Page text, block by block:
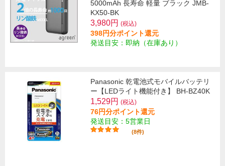
5000mAh 長寿命 軽量 ブラック JMB-
KX50-BK
3,980円 (税込)
398円分ポイント還元
発送目安：即納（在庫あり）
Panasonic 乾電池式モバイルバッテリ
ー【LEDライト機能付き】 BH-BZ40K
1,529円 (税込)
76円分ポイント還元
発送目安：5営業日
(8件)